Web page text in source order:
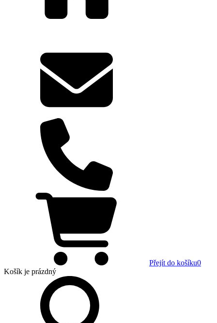
Přejít do košíku0
Košík je prázdný